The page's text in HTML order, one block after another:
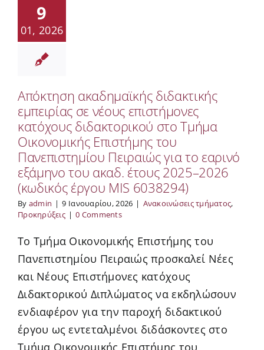
9
01, 2026
Απόκτηση ακαδημαϊκής διδακτικής
εμπειρίας σε νέους επιστήμονες
κατόχους διδακτορικού στο Τμήμα
Οικονομικής Επιστήμης του
Πανεπιστημίου Πειραιώς για το εαρινό
εξάμηνο του ακαδ. έτους 2025–2026
(κωδικός έργου MIS 6038294)
By admin | 9 Ιανουαρίου, 2026 | Ανακοινώσεις τμήματος,
Προκηρύξεις | 0 Comments
Το Τμήμα Οικονομικής Επιστήμης του
Πανεπιστημίου Πειραιώς προσκαλεί Νέες
και Νέους Επιστήμονες κατόχους
Διδακτορικού Διπλώματος να εκδηλώσουν
ενδιαφέρον για την παροχή διδακτικού
έργου ως εντεταλμένοι διδάσκοντες στο
Τμήμα Οικονομικής Επιστήμης του